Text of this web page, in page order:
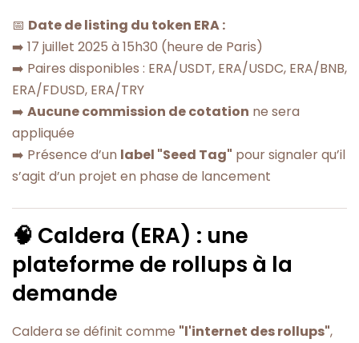
📅 Date de listing du token ERA :
➡️ 17 juillet 2025 à 15h30 (heure de Paris)
➡️ Paires disponibles : ERA/USDT, ERA/USDC, ERA/BNB,
ERA/FDUSD, ERA/TRY
➡️ Aucune commission de cotation ne sera
appliquée
➡️ Présence d’un label "Seed Tag" pour signaler qu’il
s’agit d’un projet en phase de lancement
🧠 Caldera (ERA) : une
plateforme de rollups à la
demande
Caldera se définit comme "l'internet des rollups",